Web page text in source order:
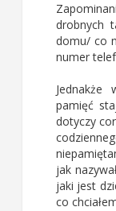
drobnych
domu/ co
numer
Jednakże
pamięć
dotyczy
jak
jaki jest
co